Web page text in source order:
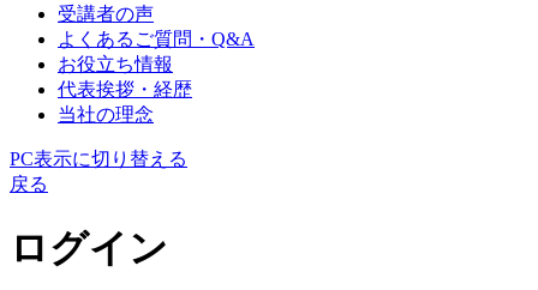
受講者の声
よくあるご質問・Q&A
お役立ち情報
代表挨拶・経歴
当社の理念
PC表示に切り替える
戻る
ログイン